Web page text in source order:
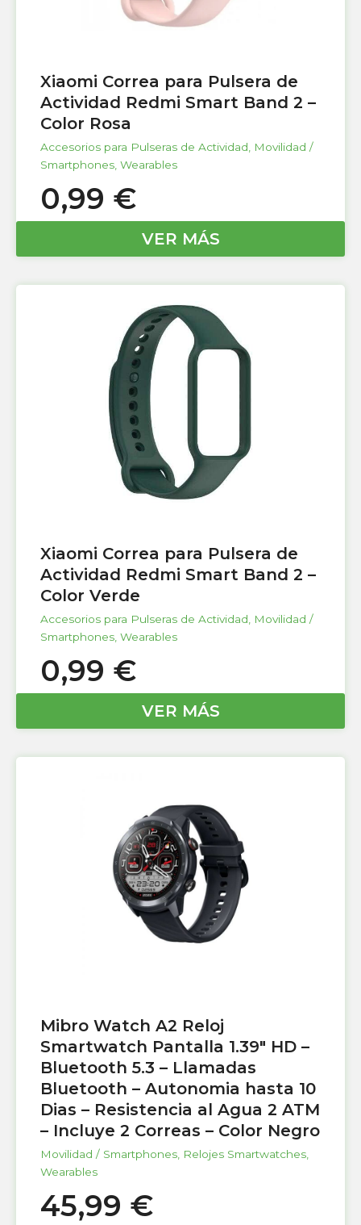
Xiaomi Correa para Pulsera de
Actividad Redmi Smart Band 2 –
Color Rosa
Accesorios para Pulseras de Actividad
Movilidad /
Smartphones Wearables
0,99 €
VER MÁS
Xiaomi Correa para Pulsera de
Actividad Redmi Smart Band 2 –
Color Verde
Accesorios para Pulseras de Actividad, Movilidad /
Smartphones, Wearables
0,99 €
VER MÁS
Mibro Watch A2 Reloj
Smartwatch Pantalla 1.39″ HD –
Bluetooth 5.3 – Llamadas
Bluetooth – Autonomia hasta 10
Dias – Resistencia al Agua 2 ATM
– Incluye 2 Correas – Color Negro
Movilidad / Smartphones, Relojes Smartwatches,
Wearables
45,99 €